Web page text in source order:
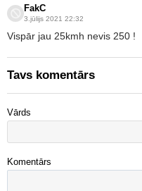
FakC
3.jūlijs 2021 22:32
Vispār jau 25kmh nevis 250 !
Tavs komentārs
Vārds
Komentārs